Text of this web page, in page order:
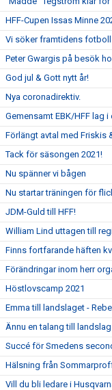
HFF-Cupen Issas Minne
Vi söker framtidens
Peter Gwargis på besök
God jul & Gott nytt år!
Nya coronadirektiv.
Gemensamt EBK/HFF lag i
Förlängt avtal med Friskis
Tack för säsongen 2021!
Nu spänner vi bågen
Nu startar träningen för
JDM-Guld till HFF!
William Lind uttagen till
Finns fortfarande häften
Förändringar inom herr
Höstlovscamp 2021
Emma till landslaget -
Ännu en talang till
Succé för Smedens
Hälsning från
Vill du bli ledare i